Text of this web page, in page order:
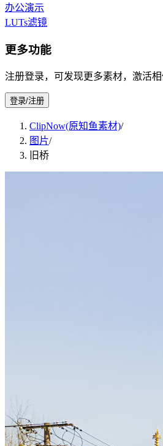
办公演示
LUTs滤镜
更多功能
注册登录，可发现更多素材，激活相
登录/注册
ClipNow(原知鱼素材)/
图片/
旧桥